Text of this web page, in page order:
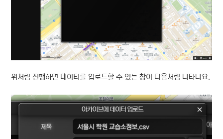
위처럼 진행하면 데이터를 업로드할 수 있는 창이 다음처럼 나타나요.